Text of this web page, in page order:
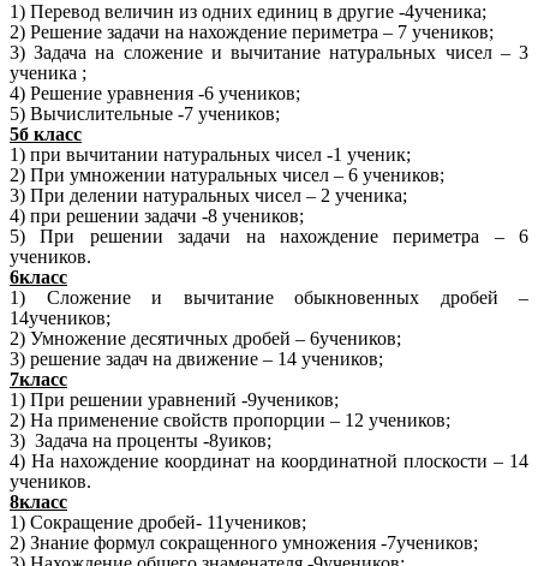
1) Перевод величин из одних единиц в другие -4ученика;
2) Решение задачи на нахождение периметра – 7 учеников;
3) Задача на сложение и вычитание натуральных чисел – 3
ученика ;
4) Решение уравнения -6 учеников;
5) Вычислительные -7 учеников;
5б класс
1) при вычитании натуральных чисел -1 ученик;
2) При умножении натуральных чисел – 6 учеников;
3) При делении натуральных чисел – 2 ученика;
4) при решении задачи -8 учеников;
5) При решении задачи на нахождение периметра – 6
учеников.
6класс
1) Сложение и вычитание обыкновенных дробей –
14учеников;
2) Умножение десятичных дробей – 6учеников;
3) решение задач на движение – 14 учеников;
7класс
1) При решении уравнений -9учеников;
2) На применение свойств пропорции – 12 учеников;
3) Задача на проценты -8уиков;
4) На нахождение координат на координатной плоскости – 14
учеников.
8класс
1) Сокращение дробей- 11учеников;
2) Знание формул сокращенного умножения -7учеников;